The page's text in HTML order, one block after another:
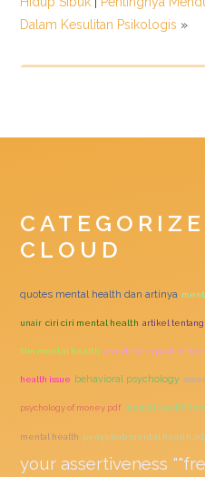
Dalam Kesulitan Psikologis »
CLOUD
quotes mental health dan artinya
unair ciri ciri mental health artikel
film mental health analytical exposition
health issue behavioral psychology
psychology of money pdf mental health test
mental health penyebab mental health
your assertiveness